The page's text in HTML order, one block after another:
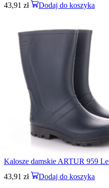
43,91 zł Dodaj do koszyka
Kalosze damskie ARTUR 959
43,91 zł Dodaj do koszyka